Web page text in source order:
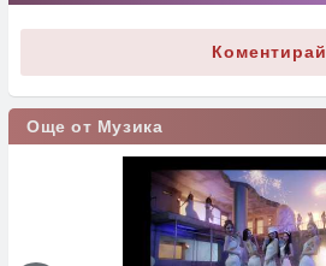
Коментирай
Още от Музика